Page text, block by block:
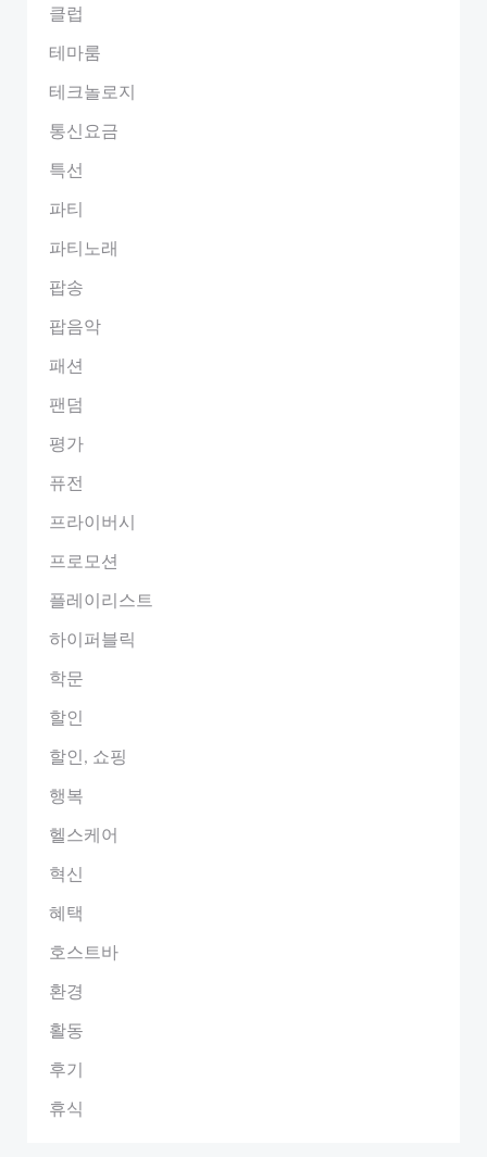
클럽
테마룸
테크놀로지
통신요금
특선
파티
파티노래
팝송
팝음악
패션
팬덤
평가
퓨전
프라이버시
프로모션
플레이리스트
하이퍼블릭
학문
할인
할인, 쇼핑
행복
헬스케어
혁신
혜택
호스트바
환경
활동
후기
휴식